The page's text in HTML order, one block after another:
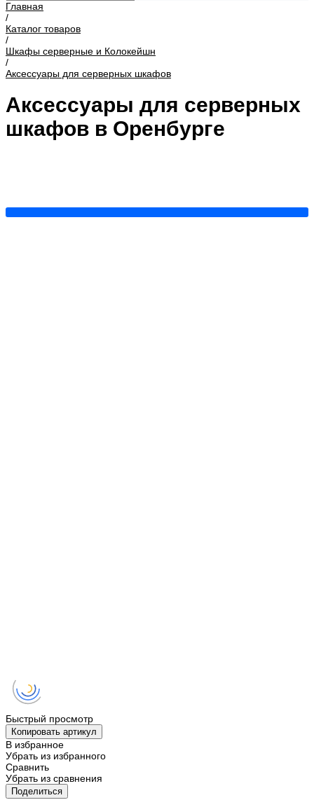
Главная
/
Каталог товаров
/
Шкафы серверные и Колокейшн
/
Аксессуары для серверных шкафов
Аксессуары для серверных
шкафов в Оренбурге
Быстрый просмотр
Копировать артикул
В избранное
Убрать из избранного
Сравнить
Убрать из сравнения
Поделиться